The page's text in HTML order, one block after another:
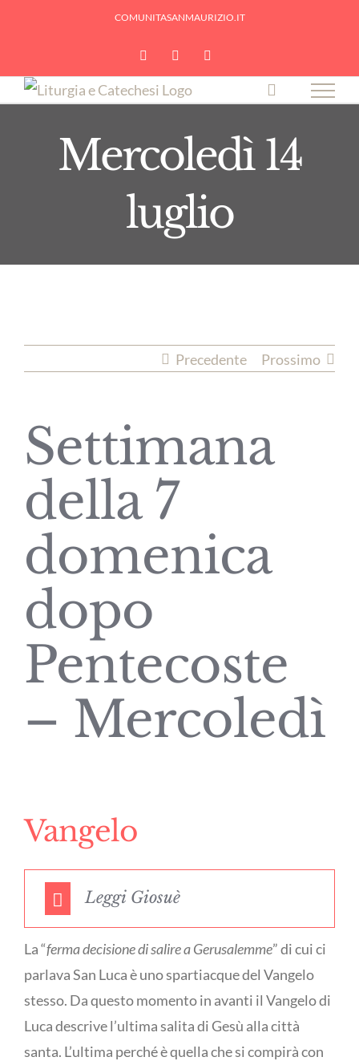
COMUNITASANMAURIZIO.IT
YouTubeFacebook
Mercoledì 14
luglio
Precedente Prossimo
Settimana
della 7
domenica
dopo
Pentecoste
– Mercoledì
Vangelo
Leggi Giosuè
La “ferma decisione di salire a Gerusalemme” di cui ci
parlava San Luca è uno spartiacque del Vangelo
stesso. Da questo momento in avanti il Vangelo di
Luca descrive l’ultima salita di Gesù alla città
santa. L’ultima perché è quella che si compirà con